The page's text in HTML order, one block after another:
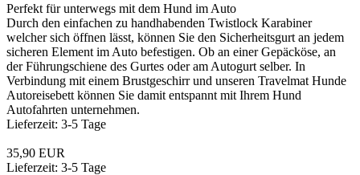
Perfekt für unterwegs mit dem Hund im Auto
Durch den einfachen zu handhabenden Twistlock Karabiner
welcher sich öffnen lässt, können Sie den Sicherheitsgurt an jedem
sicheren Element im Auto befestigen. Ob an einer Gepäcköse, an
der Führungschiene des Gurtes oder am Autogurt selber. In
Verbindung mit einem Brustgeschirr und unseren Travelmat Hunde
Autoreisebett können Sie damit entspannt mit Ihrem Hund
Autofahrten unternehmen.
Lieferzeit: 3-5 Tage
35,90 EUR
Lieferzeit: 3-5 Tage